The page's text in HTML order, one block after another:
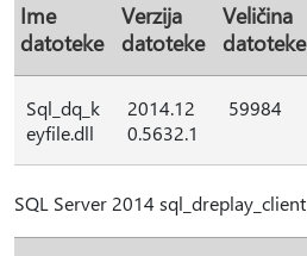
Ime
datoteke
Verzija
datoteke
Veličina
datoteke
Sql_dq_k
eyfile.dll
2014.12
0.5632.1
59984
SQL Server 2014 sql_dreplay_client